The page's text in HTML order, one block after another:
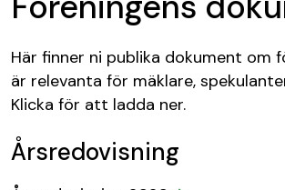
Här finner ni publika dokument om
är relevanta för mäklare,
Klicka för att ladda ner.
Årsredovisning